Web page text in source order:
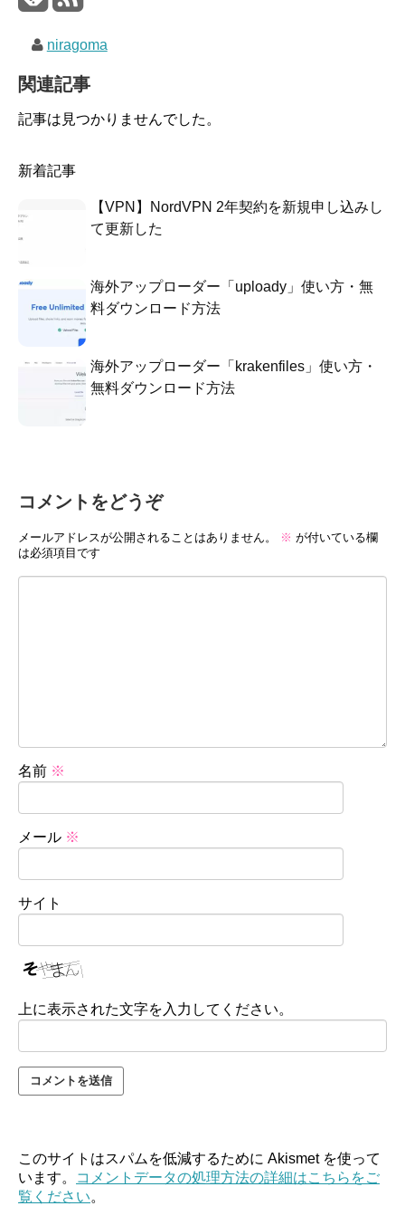
niragoma
関連記事
記事は見つかりませんでした。
新着記事
【VPN】NordVPN 2年契約を新規申し込みし
て更新した
海外アップローダー「uploady」使い方・無
料ダウンロード方法
海外アップローダー「krakenfiles」使い方・
無料ダウンロード方法
コメントをどうぞ
メールアドレスが公開されることはありません。 ※ が付いている欄
は必須項目です
名前 ※
メール ※
サイト
上に表示された文字を入力してください。
このサイトはスパムを低減するために Akismet を使って
います。
コメントデータの処理方法の詳細はこちらをご
覧ください。